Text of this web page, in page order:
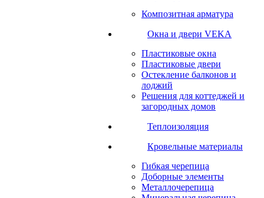
Композитная арматура
Окна и двери VEKA
Пластиковые окна
Пластиковые двери
Остекление балконов и
лоджий
Решения для коттеджей и
загородных домов
Теплоизоляция
Кровельные материалы
Гибкая черепица
Доборные элементы
Металлочерепица